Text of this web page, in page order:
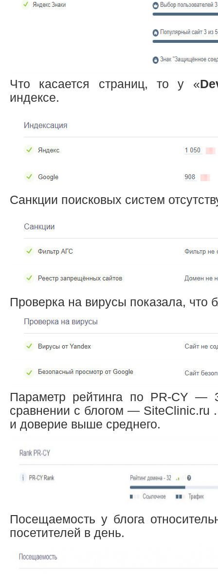
Что касается страниц, то у «
индексе.
Санкции поисковых систем
Проверка на вирусы показала, что
Параметр рейтинга по PR-CY —
сравнении с блогом — SiteClinic.ru
и доверие выше среднего.
Посещаемость у блога
посетителей в день.